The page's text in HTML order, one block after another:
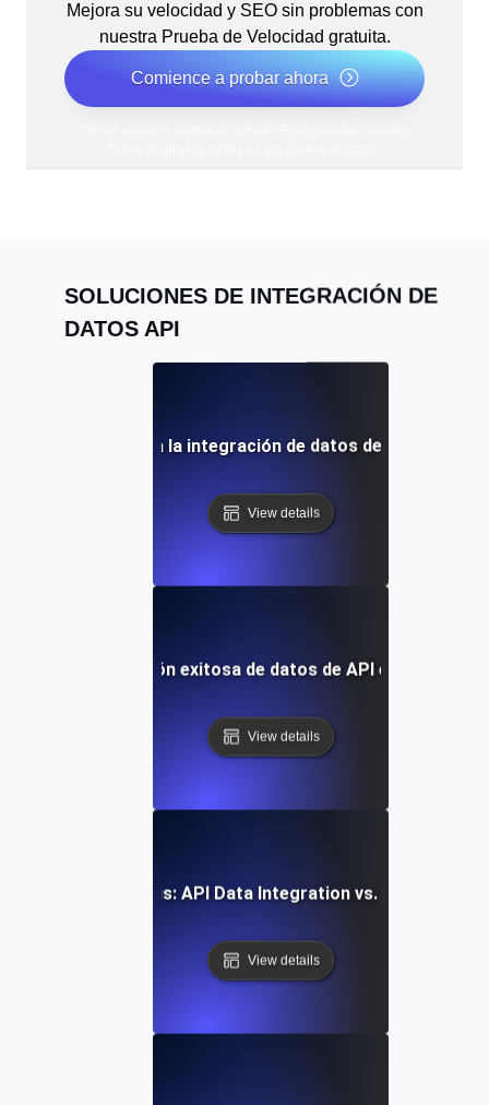
Mejora su velocidad y SEO sin problemas con
nuestra Prueba de Velocidad gratuita.
Comience a probar ahora
SOLUCIONES DE INTEGRACIÓN DE
DATOS API
prácticas para la integración de datos de API entre
View details
de caso: Integración exitosa de datos de API en sistemas
View details
Analysis: API Data Integration vs. Traditional
View details